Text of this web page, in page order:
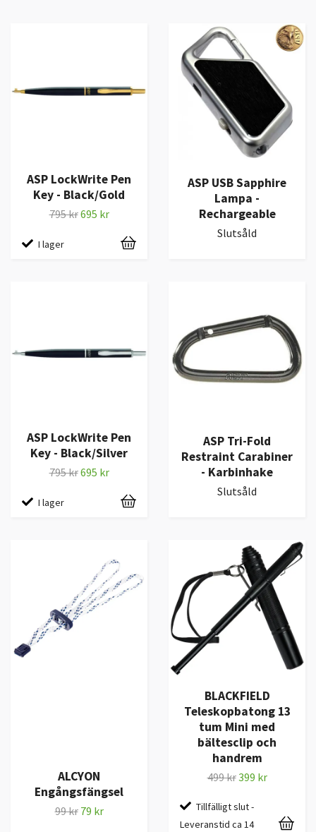
ASP LockWrite Pen
Key - Black/Gold
795 kr695 kr
I lager
ASP USB Sapphire
Lampa -
Rechargeable
Slutsåld
ASP LockWrite Pen
Key - Black/Silver
795 kr695 kr
I lager
ASP Tri-Fold
Restraint Carabiner
- Karbinhake
Slutsåld
ALCYON
Engångsfängsel
99 kr 79 kr
BLACKFIELD
Teleskopbatong 13
tum Mini med
bältesclip och
handrem
499 kr399 kr
Tillfälligt slut -
Leveranstid ca 14